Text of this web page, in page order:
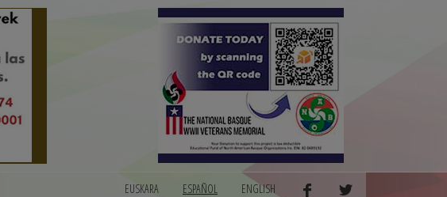
EUSKARA ESPAÑOL ENGLISH